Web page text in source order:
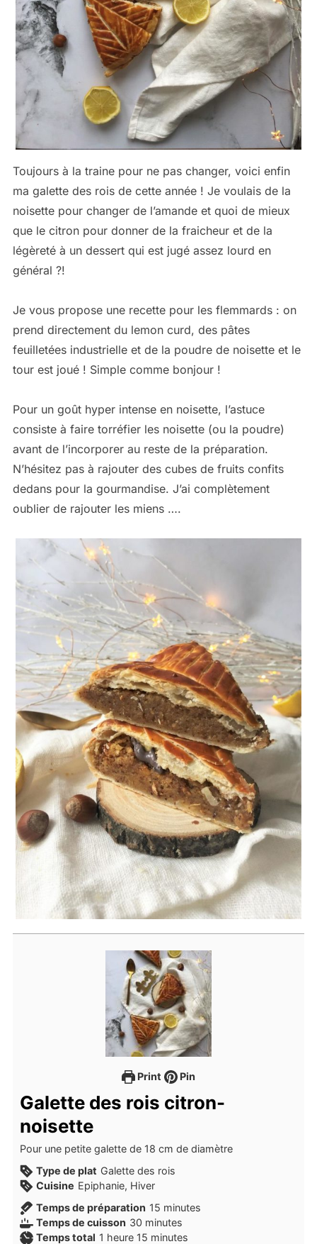
Toujours à la traine pour ne pas changer, voici enfin
ma galette des rois de cette année ! Je voulais de la
noisette pour changer de l’amande et quoi de mieux
que le citron pour donner de la fraicheur et de la
légèreté à un dessert qui est jugé assez lourd en
général ?!
Je vous propose une recette pour les flemmards : on
prend directement du lemon curd, des pâtes
feuilletées industrielle et de la poudre de noisette et le
tour est joué ! Simple comme bonjour !
Pour un goût hyper intense en noisette, l’astuce
consiste à faire torréfier les noisette (ou la poudre)
avant de l’incorporer au reste de la préparation.
N’hésitez pas à rajouter des cubes de fruits confits
dedans pour la gourmandise. J’ai complètement
oublier de rajouter les miens ….
Print Pin
Galette des rois citron-
noisette
Pour une petite galette de 18 cm de diamètre
Type de plat Galette des rois
Cuisine Epiphanie, Hiver
Temps de préparation 15 minutes
minutes
Temps de cuisson 30 minutes
minutes
Temps total 1 heure
heure 15 minutes
minutes